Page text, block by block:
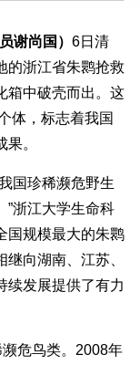
谢尚国） 6日清
的浙江省朱鹮抢救
箱中破壳而出。这
体，标志着我国
。
国珍稀濒危野生
”浙江大学生命科
国规模最大的朱鹮
向湖南、江苏、
续发展提供了有力
危鸟类。2008年